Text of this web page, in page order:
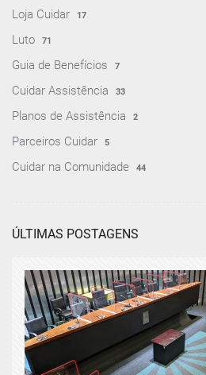
Loja Cuidar 17
Luto 71
Guia de Benefícios 7
Cuidar Assistência 33
Planos de Assistência 2
Parceiros Cuidar 5
Cuidar na Comunidade 44
ÚLTIMAS POSTAGENS